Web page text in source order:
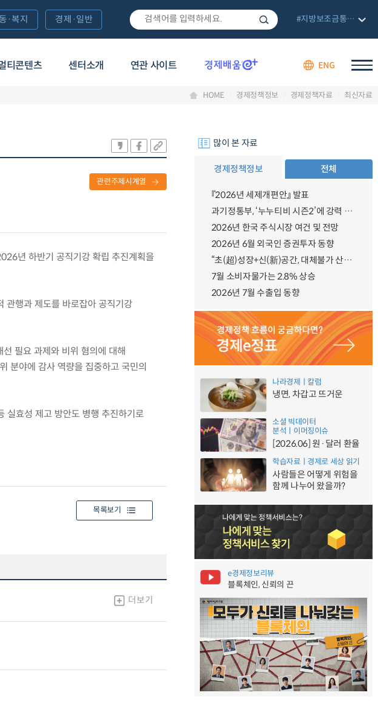
티콘텐츠 센터소개 연관 사이트 ENG
·복지 경제·일반 #지방보조금통합관리망
HOME 경제정책정보 경제정책자료 최신자료
관련주제시계열
년 하반기 공직기강 확립 추진계획을
관행과 제도를 바로잡아 공직기강
필요 과제와 비위 혐의에 대해
분야에 감사 역량을 집중하고 국민의
실효성 제고 방안도 병행 추진하기로
목록보기
더보기
많이 본 자료
경제정책정보 전체
『2026년 세제개편안』 발표
과기정통부, ‘누누티비 시즌2’에 강력 대응 의지 밝혀
2026년 한국 주식시장 여건 및 전망
2026년 6월 외국인 증권투자 동향
“초(超)성장+신(新)공간, 대체불가 산업강국”
7월 소비자물가는 2.8% 상승
2026년 7월 수출입 동향
나라경제ㅣ칼럼
냉면, 차갑고 뜨거운
소셜 빅데이터
분석ㅣ이머징이슈
[2026.06] 원·달러 환율
학습자료ㅣ경제로 세상 읽기
사람들은 어떻게 위험을
함께 나누어 왔을까?
e경제정보리뷰
블록체인, 신뢰의 끈